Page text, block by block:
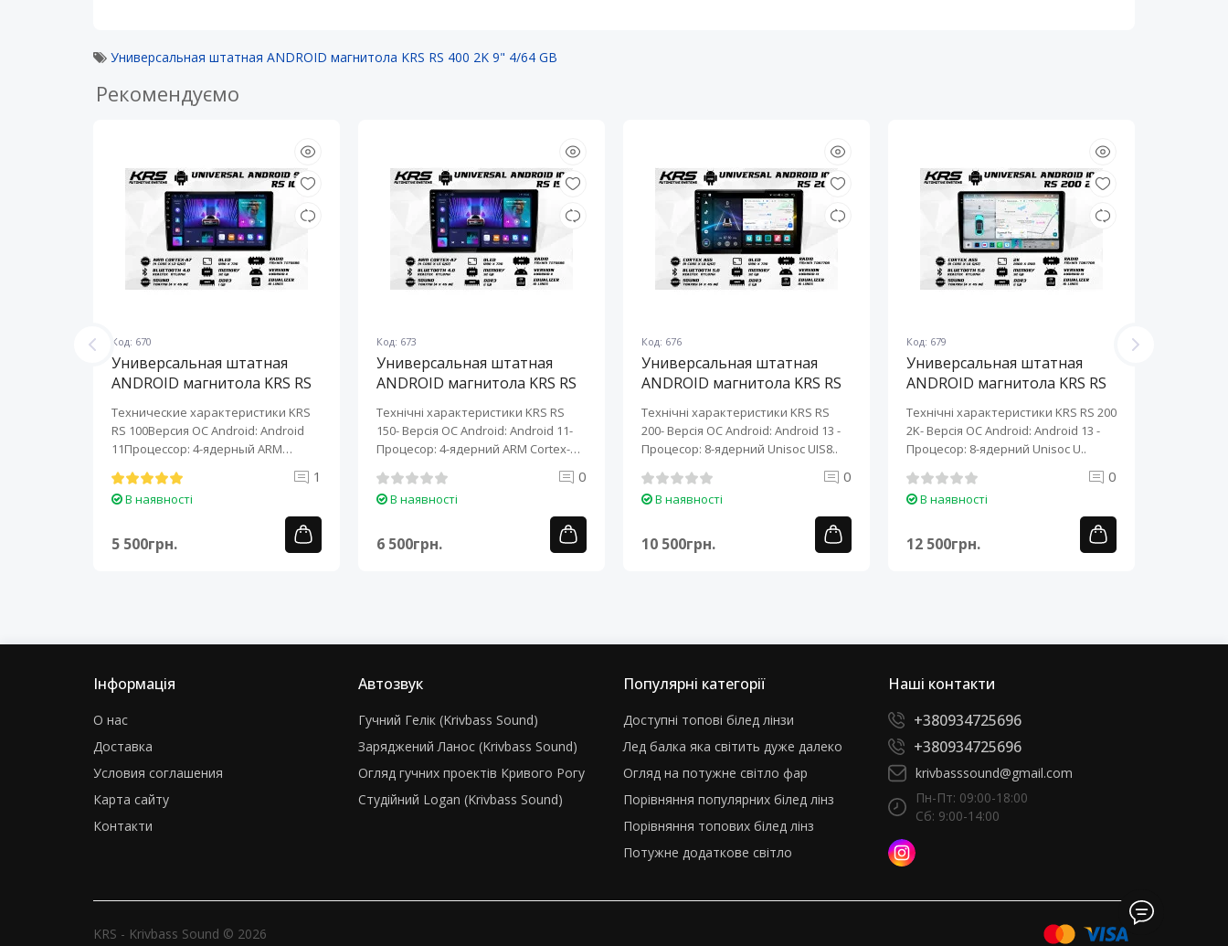
Универсальная штатная ANDROID магнитола KRS RS 400 2K 9" 4/64 GB
Рекомендуємо
Код: 670
Универсальная штатная
ANDROID магнитола KRS RS
Технические характеристики KRS
RS 100Версия ОС Android: Android
11Процессор: 4-ядерный ARM
1
В наявності
5 500грн.
Код: 673
Универсальная штатная
ANDROID магнитола KRS RS
Технічні характеристики KRS RS
150- Версія ОС Android: Android 11-
Процесор: 4-ядерний ARM Cortex-
0
В наявності
6 500грн.
Код: 676
Универсальная штатная
ANDROID магнитола KRS RS
Технічні характеристики KRS RS
200- Версія ОС Android: Android 13 ​-
Процесор: 8-ядерний Unisoc UIS8..
0
В наявності
10 500грн.
Код: 679
Универсальная штатная
ANDROID магнитола KRS RS
Технічні характеристики KRS RS 200
2K- Версія ОС Android: Android 13 ​-
Процесор: 8-ядерний Unisoc U..
0
В наявності
12 500грн.
Інформація
О нас
Доставка
Условия соглашения
Карта сайту
Контакти
Автозвук
Гучний Гелік (Krivbass Sound)
Заряджений Ланос (Krivbass Sound)
Огляд гучних проектів Кривого Рогу
Студійний Logan (Krivbass Sound)
Популярні категорії
Доступні топові білед лінзи
Лед балка яка світить дуже далеко
Огляд на потужне світло фар
Порівняння популярних білед лінз
Порівняння топових білед лінз
Потужне додаткове світло
Наші контакти
+380934725696
+380934725696
krivbasssound@gmail.com
Пн-Пт: 09:00-18:00
Сб: 9:00-14:00
KRS - Krivbass Sound © 2026